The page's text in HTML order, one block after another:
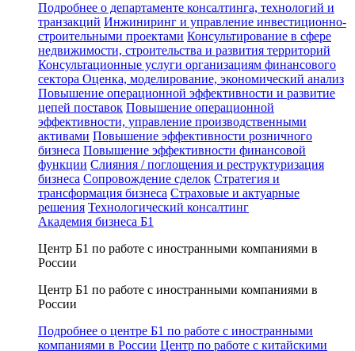
Подробнее о департаменте консалтинга, технологий и
транзакций Инжиниринг и управление инвестиционно-
строительными проектами Консультирование в сфере
недвижимости, строительства и развития территорий
Консультационные услуги организациям финансового
сектора Оценка, моделирование, экономический анализ
Повышение операционной эффективности и развитие
цепей поставок Повышение операционной
эффективности, управление производственными
активами Повышение эффективности розничного
бизнеса Повышение эффективности финансовой
функции Слияния / поглощения и реструктуризация
бизнеса Сопровождение сделок Стратегия и
трансформация бизнеса Страховые и актуарные
решения Технологический консалтинг
Академия бизнеса Б1
Центр Б1 по работе с иностранными компаниями в
России
Центр Б1 по работе с иностранными компаниями в
России
Подробнее о центре Б1 по работе с иностранными
компаниями в России Центр по работе с китайскими